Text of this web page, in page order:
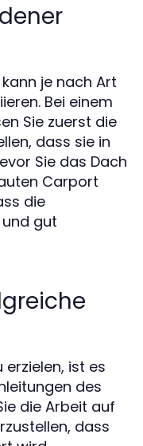
je nach Art
Bei einem
Sie zuerst die
dass sie in
Sie das Dach
Carport
die
gut
erzielen, ist es
des
die Arbeit auf
dass